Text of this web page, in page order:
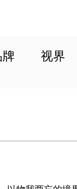
牌 视界